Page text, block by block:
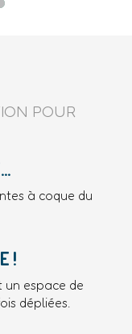
POUR
à coque du
!
espace de
dépliées.